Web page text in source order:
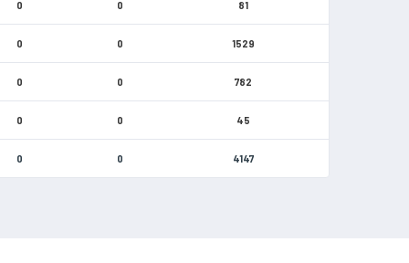
0 0 81
0 0 1529
0 0 782
0 0 45
0 0 4147